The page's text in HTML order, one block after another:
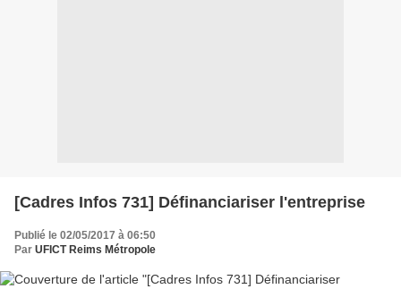
[Cadres Infos 731] Définanciariser l'entreprise
Publié le 02/05/2017 à 06:50
Par UFICT Reims Métropole